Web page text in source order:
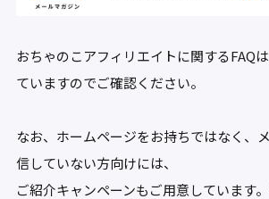
おちゃのこアフィリエイトに関するFAQは
ていますのでご確認ください。
なお、ホームページをお持ちではなく、
信していない方向けには、
ご紹介キャンペーンもご用意しています